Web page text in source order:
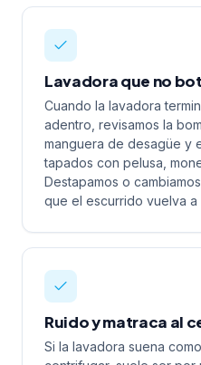
Lavadora que no
Cuando la lavadora
adentro, revisamos la
manguera de desagüe y
tapados con pelusa,
Destapamos o
que el escurrido vuelva a
Ruido y matraca al
Si la lavadora suena